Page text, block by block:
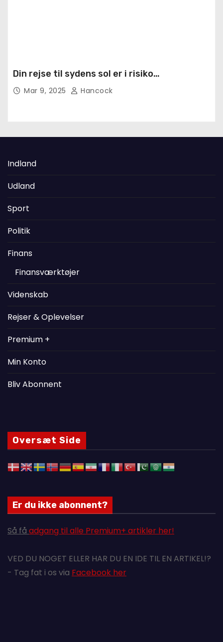
Din rejse til sydens sol er i risiko…
Mar 9, 2025 Hancock
Indland
Udland
Sport
Politik
Finans
Finansværktøjer
Videnskab
Rejser & Oplevelser
Premium +
Min Konto
Bliv Abonnent
Oversæt Side
Er du ikke abonnent?
Så få adgang til alle Premium+ artikler her!
VED DU NOGET ELLER HAR DU EN IDE TIL EN ARTIKEL!?
- Tag fat i os via Facebook her